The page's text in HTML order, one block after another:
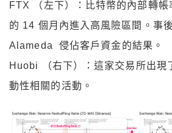
FTX （左下）：比特幣的內部轉帳
的 14 個月內進入高風險區間。事
Alameda 侵佔客戶資金的結果。
Huobi （右下）：這家交易所出現
動性相關的活動。